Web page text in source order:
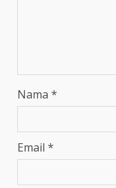
Nama *
Email *